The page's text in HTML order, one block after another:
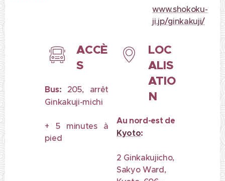
www.shokoku-
ji.jp/ginkakuji/
ACCÈ
S
Bus: 205, arrêt
Ginkakuji-michi
+ 5 minutes à
pied
LOC
ALIS
ATIO
N
Au nord-est de
Kyoto:
2 Ginkakujicho,
Sakyo Ward,